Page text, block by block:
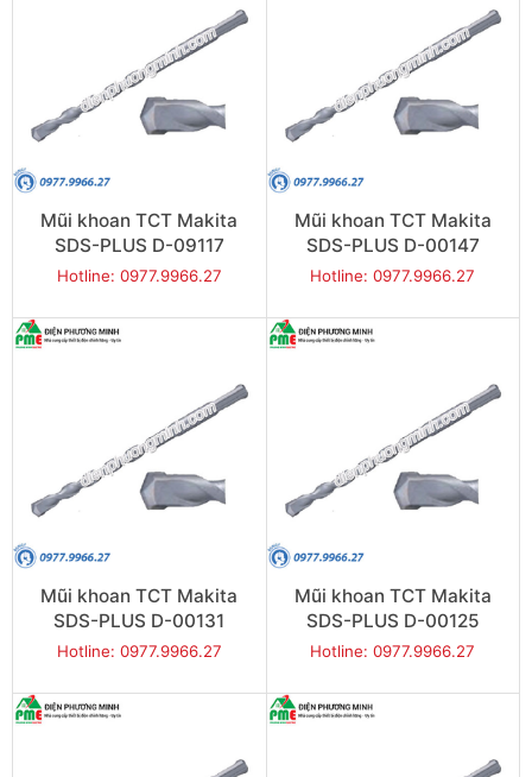
Mũi khoan TCT Makita
SDS-PLUS D-09117
(10x110mm)
Hotline: 0977.9966.27
Mũi khoan TCT Makita
SDS-PLUS D-00147
(8x210mm)
Hotline: 0977.9966.27
Mũi khoan TCT Makita
SDS-PLUS D-00131
(8x160mm)
Hotline: 0977.9966.27
Mũi khoan TCT Makita
SDS-PLUS D-00125
(8x110mm)
Hotline: 0977.9966.27